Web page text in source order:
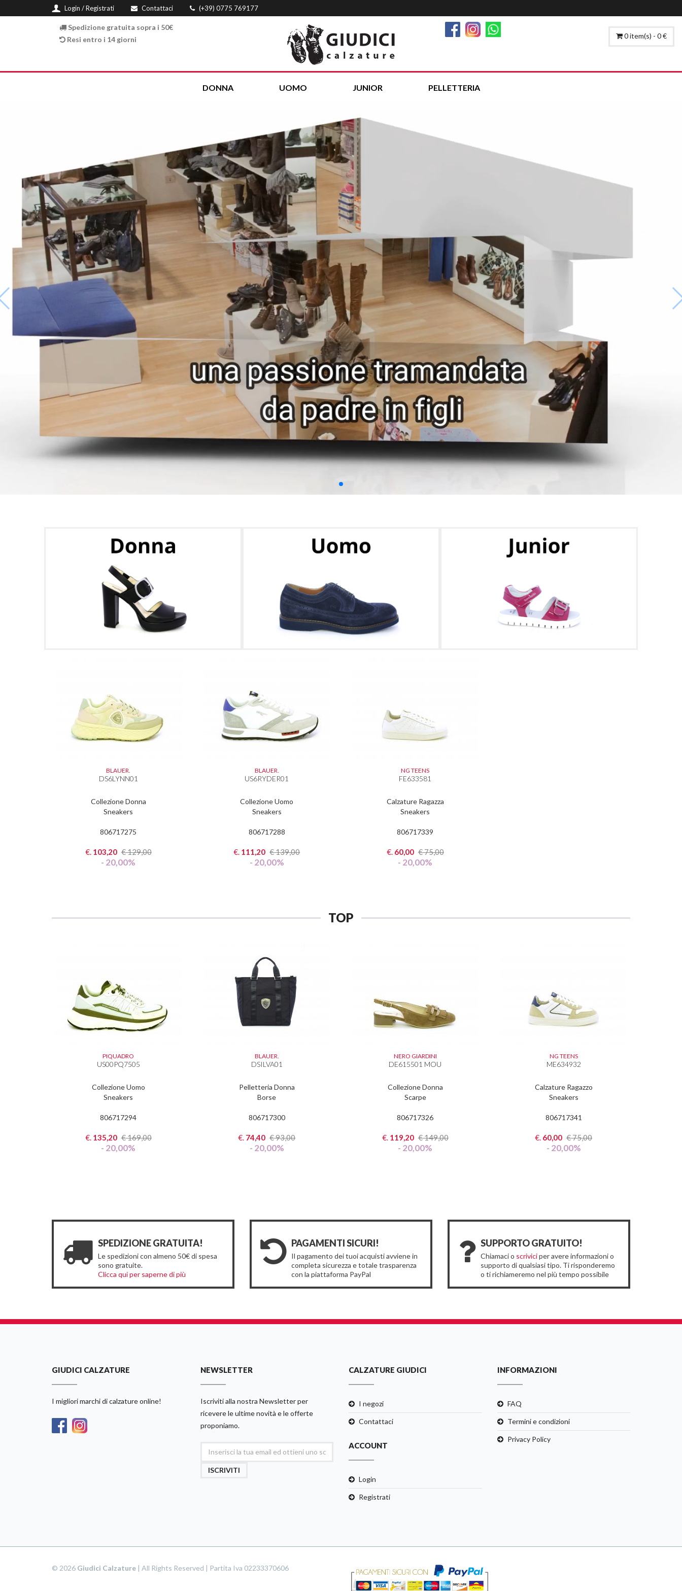
Login / Registrati Contattaci (+39) 0775 769177
Spedizione gratuita sopra i 50€
Resi entro i 14 giorni
0 item(s) - 0 €
DONNA UOMO JUNIOR PELLETTERIA
BLAUER.
DS6LYNN01
Collezione Donna
Sneakers
806717275
€.103,20 €129,00
- 20,00%
BLAUER.
US6RYDER01
Collezione Uomo
Sneakers
806717288
€. 111,20 €139,00
- 20,00%
NG TEENS
FE633581
Calzature Ragazza
Sneakers
806717339
€.60,00 €75,00
- 20,00%
TOP
PIQUADRO
US00PQ7505
Collezione Uomo
Sneakers
806717294
€.135,20 €169,00
- 20,00%
BLAUER.
DSILVA01
Pelletteria Donna
Borse
806717300
€. 74,40 €93,00
- 20,00%
NERO GIARDINI
DE615501 MOU
Collezione Donna
Scarpe
806717326
€.119,20 €149,00
- 20,00%
NG TEENS
ME634932
Calzature Ragazzo
Sneakers
806717341
€. 60,00 €75,00
- 20,00%
SPEDIZIONE GRATUITA!
Le spedizioni con almeno 50€ di spesa
sono gratuite.
Clicca qui per saperne di più
PAGAMENTI SICURI!
Il pagamento dei tuoi acquisti avviene in
completa sicurezza e totale trasparenza
con la piattaforma PayPal
SUPPORTO GRATUITO!
Chiamaci o scriviciper avere informazioni o
supporto di qualsiasi tipo. Ti risponderemo
o ti richiameremo nel più tempo possibile
GIUDICI CALZATURE
I migliori marchi di calzature online!
NEWSLETTER
Iscriviti alla nostra Newsletter per
ricevere le ultime novità e le offerte
proponiamo.
ISCRIVITI
CALZATURE GIUDICI
I negozi
Contattaci
ACCOUNT
Login
Registrati
INFORMAZIONI
FAQ
Termini e condizioni
Privacy Policy
© 2026 Giudici Calzature | All Rights Reserved | Partita Iva 02233370606